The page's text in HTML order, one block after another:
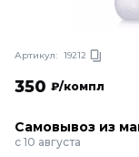
Артикул: 19212
350 ₽/компл
Самовывоз из
с 10 августа